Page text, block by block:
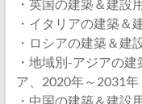
・英国の建築＆建設
・イタリアの建築＆
・ロシアの建築＆建
・地域別-アジアの
ア、2020年～2031年
・中国の建築＆建設